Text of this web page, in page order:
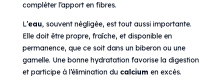
compléter l’apport en fibres.
L’eau, souvent négligée, est tout aussi importante.
Elle doit être propre, fraîche, et disponible en
permanence, que ce soit dans un biberon ou une
gamelle. Une bonne hydratation favorise la digestion
et participe à l’élimination du calcium en excès.